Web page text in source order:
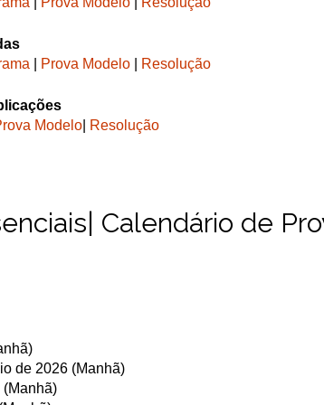
Prova Modelo Resolução
Modelo Resolução
Calendário de
de 2026 (Manhã)
(Manhã)